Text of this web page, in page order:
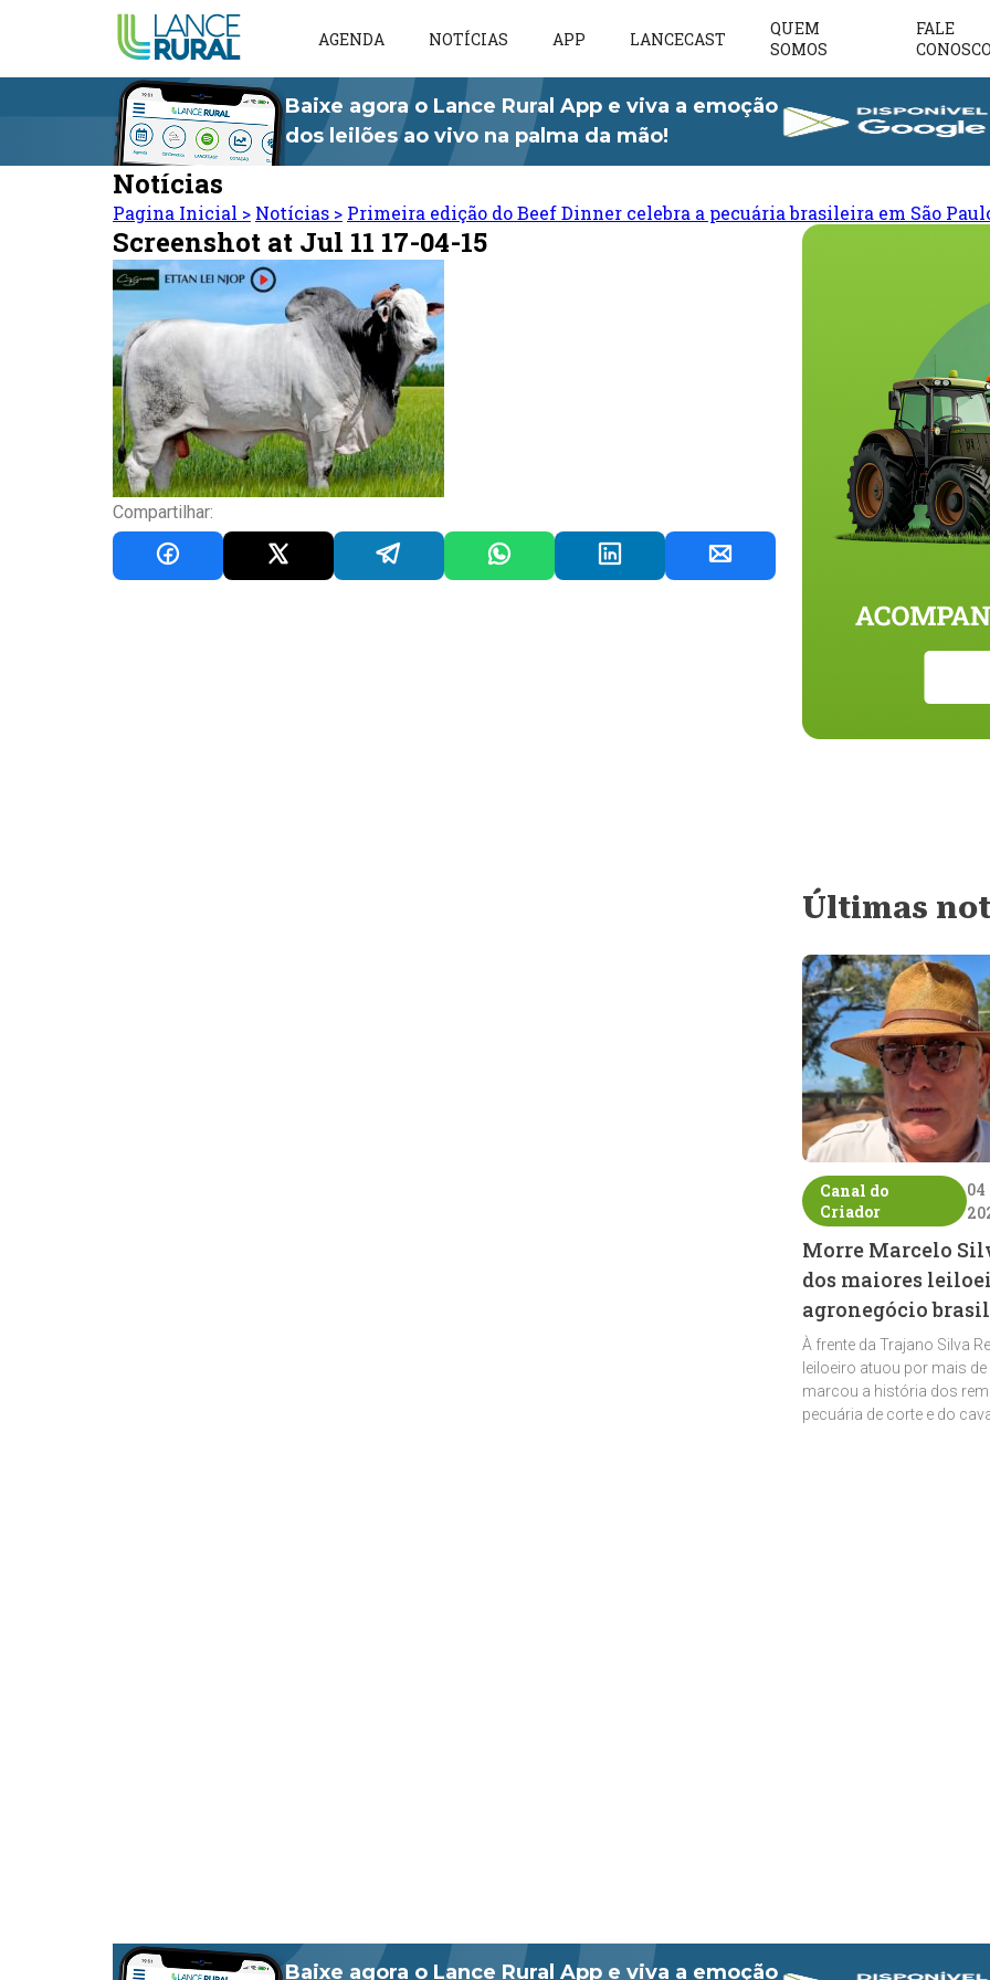
AGENDA NOTÍCIAS APP LANCECAST
QUEM
SOMOS
FALE
CONOSCO
Baixe agora o Lance Rural App e viva a emoção
dos leilões ao vivo na palma da mão!
Notícias
Pagina Inicial > Notícias > Primeira edição do Beef Dinner celebra a pecuária brasileira em São
Screenshot at Jul 11 17-04-15
Compartilhar:
Últimas
Canal do
Criador
04
Morre Marcelo
dos maiores
agronegócio
À frente da Trajano Silva
leiloeiro atuou por mais
marcou a história dos
pecuária de corte e do
Baixe agora o Lance Rural App e viva a emoção